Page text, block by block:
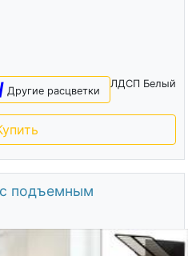
ЛДСП Белый
Другие расцветки
подъемным